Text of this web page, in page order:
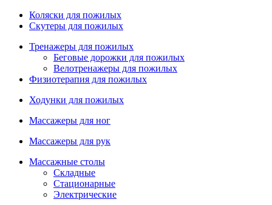
Коляски для пожилых
Скутеры для пожилых
Тренажеры для пожилых
Беговые дорожки для пожилых
Велотренажеры для пожилых
Физиотерапия для пожилых
Ходунки для пожилых
Массажеры для ног
Массажеры для рук
Массажные столы
Складные
Стационарные
Электрические